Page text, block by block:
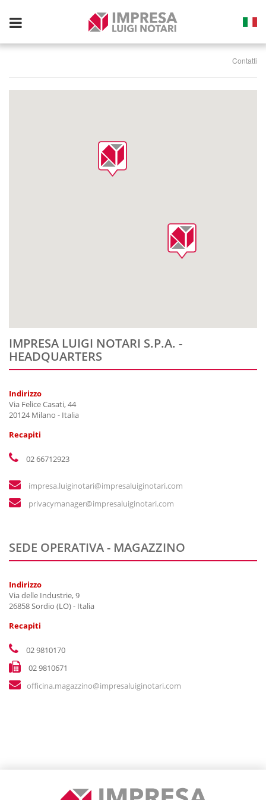
Toggle
navigation
Contatti
IMPRESA LUIGI NOTARI S.P.A. -
HEADQUARTERS
Indirizzo
Via Felice Casati, 44
20124 Milano - Italia
Recapiti
02 66712923
impresa.luiginotari@impresaluiginotari.com
privacymanager@impresaluiginotari.com
SEDE OPERATIVA - MAGAZZINO
Indirizzo
Via delle Industrie, 9
26858 Sordio (LO) - Italia
Recapiti
02 9810170
02 9810671
officina.magazzino@impresaluiginotari.com